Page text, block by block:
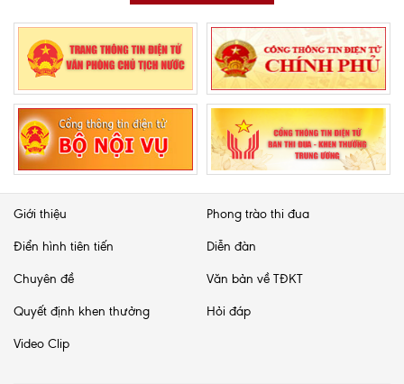
Giới thiệu Phong trào thi đua
Điển hình tiên tiến Diễn đàn
Chuyên đề Văn bản về TĐKT
Quyết định khen thưởng Hỏi đáp
Video Clip